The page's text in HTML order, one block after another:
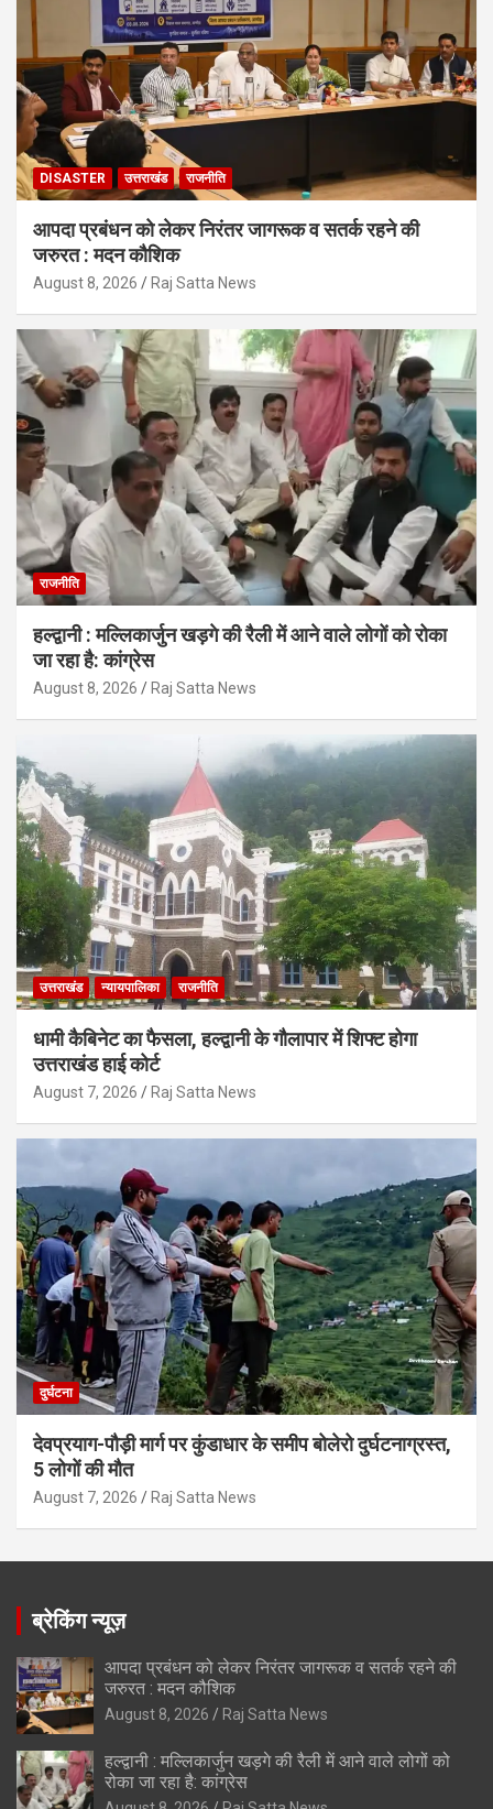
DISASTER उत्तराखंड राजनीति
आपदा प्रबंधन को लेकर निरंतर जागरूक व सतर्क रहने की
जरुरत : मदन कौशिक
August 8, 2026 Raj Satta News
राजनीति
हल्द्वानी : मल्लिकार्जुन खड़गे की रैली में आने वाले लोगों को रोका
जा रहा है: कांग्रेस
August 8, 2026 Raj Satta News
उत्तराखंड न्यायपालिका राजनीति
धामी कैबिनेट का फैसला, हल्द्वानी के गौलापार में शिफ्ट होगा
उत्तराखंड हाई कोर्ट
August 7, 2026 Raj Satta News
दुर्घटना
देवप्रयाग-पौड़ी मार्ग पर कुंडाधार के समीप बोलेरो दुर्घटनाग्रस्त,
5 लोगों की मौत
August 7, 2026 Raj Satta News
ब्रेकिंग न्यूज़
आपदा प्रबंधन को लेकर निरंतर जागरूक व सतर्क रहने की
जरुरत : मदन कौशिक
August 8, 2026 Raj Satta News
हल्द्वानी : मल्लिकार्जुन खड़गे की रैली में आने वाले लोगों को
रोका जा रहा है: कांग्रेस